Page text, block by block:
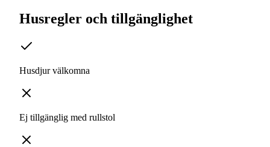
Husregler och tillgänglighet
Husdjur välkomna
Ej tillgänglig med rullstol